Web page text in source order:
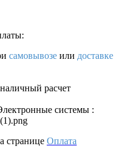
самовывозе или доставке
расчет
системы :
странице Оплата